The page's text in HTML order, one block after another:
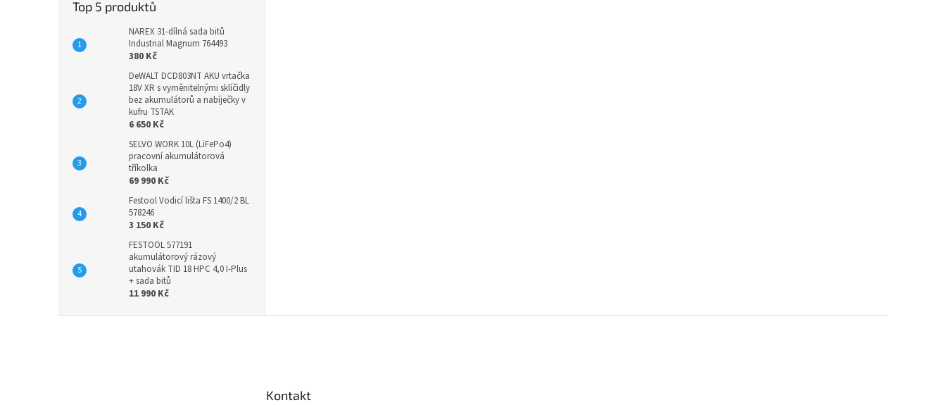
Top 5 produktů
NAREX 31-dílná sada bitů
Industrial Magnum 764493
380 Kč
DeWALT DCD803NT AKU vrtačka
18V XR s vyměnitelnými sklíčidly
bez akumulátorů a nabíječky v
kufru TSTAK
6 650 Kč
SELVO WORK 10L (LiFePo4)
pracovní akumulátorová
tříkolka
69 990 Kč
Festool Vodicí lišta FS 1400/2 BL
578246
3 150 Kč
FESTOOL 577191
akumulátorový rázový
utahovák TID 18 HPC 4,0 I-Plus
+ sada bitů
11 990 Kč
Kontakt